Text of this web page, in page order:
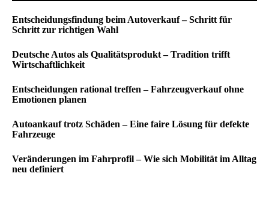
Entscheidungsfindung beim Autoverkauf – Schritt für
Schritt zur richtigen Wahl
Deutsche Autos als Qualitätsprodukt – Tradition trifft
Wirtschaftlichkeit
Entscheidungen rational treffen – Fahrzeugverkauf ohne
Emotionen planen
Autoankauf trotz Schäden – Eine faire Lösung für defekte
Fahrzeuge
Veränderungen im Fahrprofil – Wie sich Mobilität im Alltag
neu definiert